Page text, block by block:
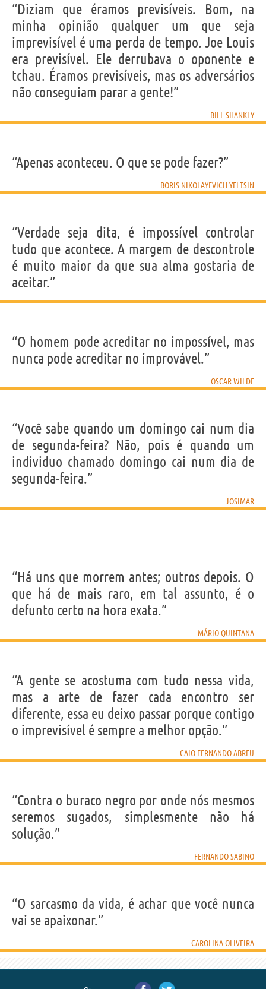
“Diziam que éramos previsíveis. Bom, na
minha opinião qualquer um que seja
imprevisível é uma perda de tempo. Joe Louis
era previsível. Ele derrubava o oponente e
tchau. Éramos previsíveis, mas os adversários
não conseguiam parar a gente!”
BILL SHANKLY
“Apenas aconteceu. O que se pode fazer?”
BORIS NIKOLAYEVICH YELTSIN
“Verdade seja dita, é impossível controlar
tudo que acontece. A margem de descontrole
é muito maior da que sua alma gostaria de
aceitar.”
“O homem pode acreditar no impossível, mas
nunca pode acreditar no improvável.”
OSCAR WILDE
“Você sabe quando um domingo cai num dia
de segunda-feira? Não, pois é quando um
individuo chamado domingo cai num dia de
segunda-feira.”
JOSIMAR
“Há uns que morrem antes; outros depois. O
que há de mais raro, em tal assunto, é o
defunto certo na hora exata.”
MÁRIO QUINTANA
“A gente se acostuma com tudo nessa vida,
mas a arte de fazer cada encontro ser
diferente, essa eu deixo passar porque contigo
o imprevisível é sempre a melhor opção.”
CAIO FERNANDO ABREU
“Contra o buraco negro por onde nós mesmos
seremos sugados, simplesmente não há
solução.”
FERNANDO SABINO
“O sarcasmo da vida, é achar que você nunca
vai se apaixonar.”
CAROLINA OLIVEIRA